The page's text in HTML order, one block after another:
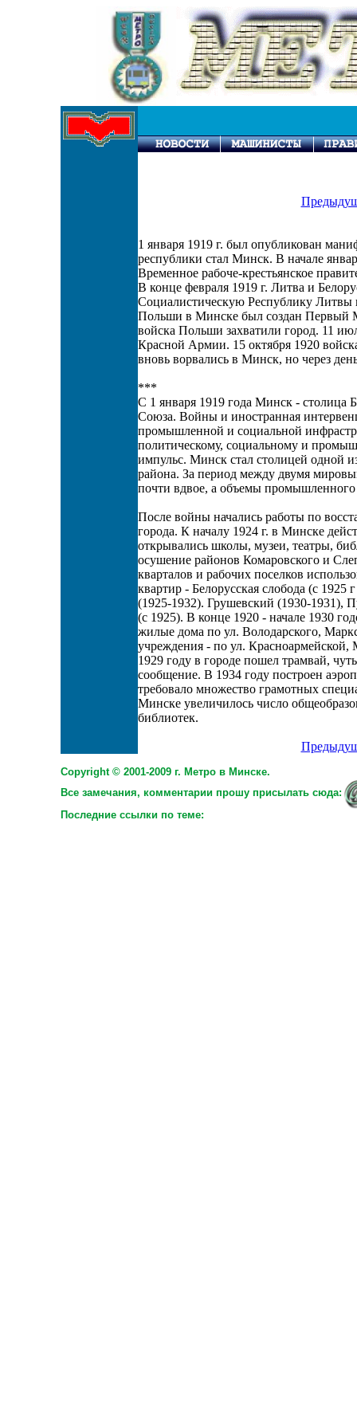
1 января 1919 г. был опубликован
республики стал Минск. В начале
Временное рабоче-крестьянское
В конце февраля 1919 г. Литва и
Социалистическую Республику Литвы
Польши в Минске был создан Первый
войска Польши захватили город. 11
Красной Армии. 15 октября 1920
вновь ворвались в Минск, но через
***
С 1 января 1919 года Минск - столица
Союза. Войны и иностранная
промышленной и социальной
политическому, социальному и
импульс. Минск стал столицей одной
района. За период между двумя
почти вдвое, а объемы промышленного
После войны начались работы по
города. К началу 1924 г. в Минске
открывались школы, музеи, театры,
осушение районов Комаровского и
кварталов и рабочих поселков
квартир - Белорусская слобода (с
(1925-1932). Грушевский (1930-1931),
(с 1925). В конце 1920 - начале 1930
жилые дома по ул. Володарского,
учреждения - по ул.
1929 году в городе пошел трамвай,
сообщение. В 1934 году построен
требовало множество грамотных
Минске увеличилось число
библиотек.
Copyright © 2001-2009 г. Метро в Минске.
Все замечания, комментарии прошу присылать сюда:
Последние ссылки по теме: